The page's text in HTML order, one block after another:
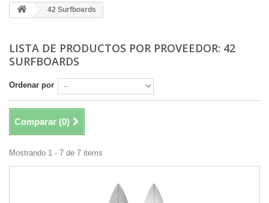
42 Surfboards
LISTA DE PRODUCTOS POR PROVEEDOR: 42
SURFBOARDS
Ordenar por
Comparar (0)
Mostrando 1 - 7 de 7 items